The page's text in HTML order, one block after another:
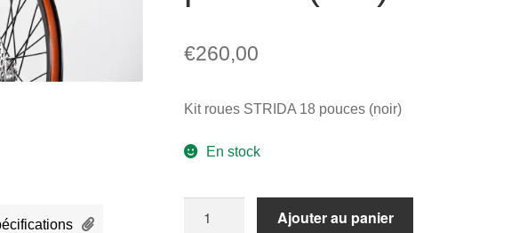
€260,00
Kit roues STRIDA 18 pouces (noir)
En stock
Ajouter au panier